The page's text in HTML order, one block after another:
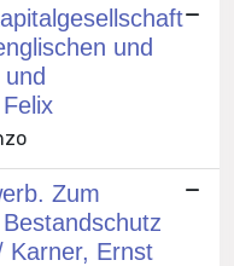
und
Zum
Karner, Ernst